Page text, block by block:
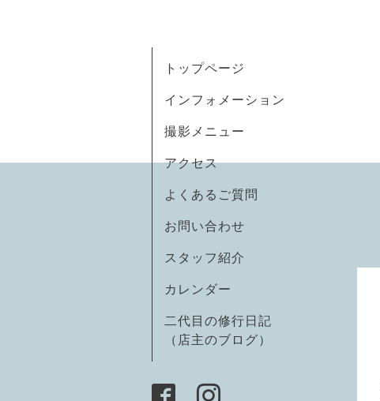
トップページ
インフォメーション
撮影メニュー
アクセス
よくあるご質問
お問い合わせ
スタッフ紹介
カレンダー
二代目の修行日記
（店主のブログ）